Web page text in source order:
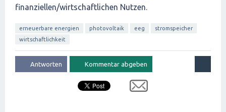
finanziellen/wirtschaftlichen Nutzen.
erneuerbare energien photovoltaik eeg
stromspeicher
wirtschaftlichkeit